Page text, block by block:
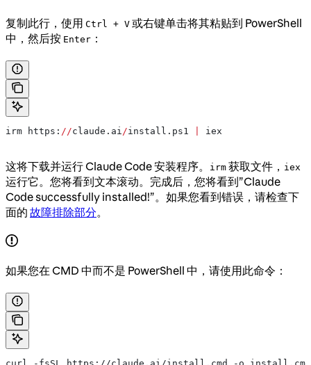
复制此行，使用 Ctrl + V 或右键单击将其粘贴到 PowerShell
中，然后按 Enter ：
irm https: //claude.ai/install.ps1 iex
这将下载并运行 Claude Code 安装程序。 irm 获取文件， iex
运行它。您将看到文本滚动。完成后，您将看到”Claude
Code successfully installed!”。如果您看到错误，请检查下
面的 故障排除部分。
如果您在 CMD 中而不是 PowerShell 中，请使用此命令：